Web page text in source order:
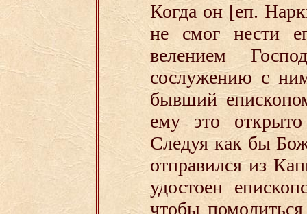
Когда он [еп.
не смог нести
велением
сослужению с
бывший
ему это
Следуя как бы
отправился из
удостоен
чтобы помолиться